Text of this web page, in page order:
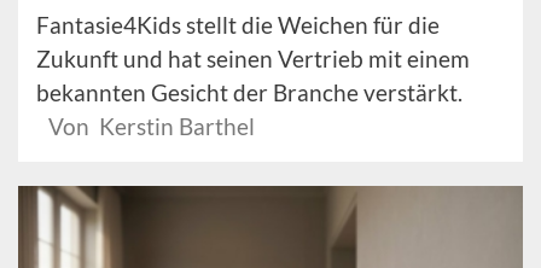
Fantasie4Kids stellt die Weichen für die
Zukunft und hat seinen Vertrieb mit einem
bekannten Gesicht der Branche verstärkt.
Von Kerstin Barthel